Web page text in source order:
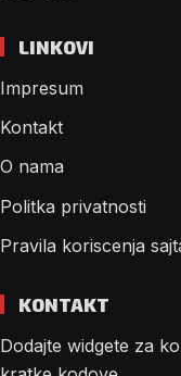
LINKOVI
Impresum
Kontakt
O nama
Politka privatnosti
Pravila koriscenja
KONTAKT
Dodajte widgete za